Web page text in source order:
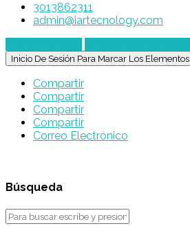
3013862311
admin@iartecnology.com
Inicio De Sesión Para Marcar Los Elementos
Compartir
Compartir
Compartir
Compartir
Correo Electrónico
Búsqueda